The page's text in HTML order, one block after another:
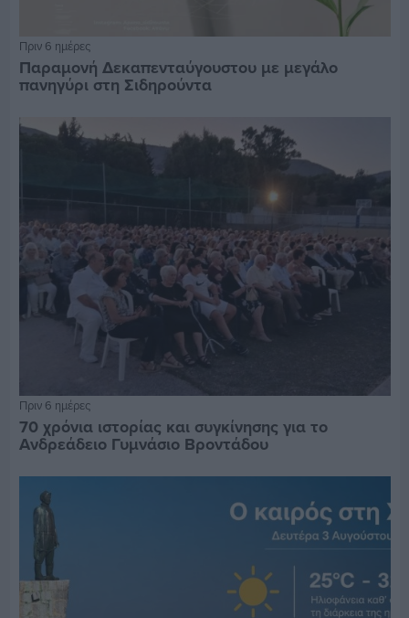
Πριν 6 ημέρες
Παραμονή Δεκαπενταύγουστου με μεγάλο
πανηγύρι στη Σιδηρούντα
Πριν 6 ημέρες
70 χρόνια ιστορίας και συγκίνησης για το
Ανδρεάδειο Γυμνάσιο Βροντάδου